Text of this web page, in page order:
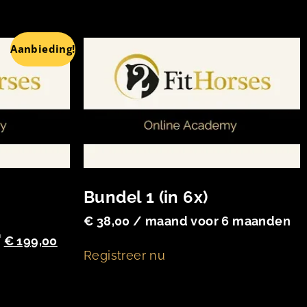
Aanbieding!
€199,00
Bundel 1 (in 6x)
€ 38,00 / maand voor 6 maanden
Registreer nu